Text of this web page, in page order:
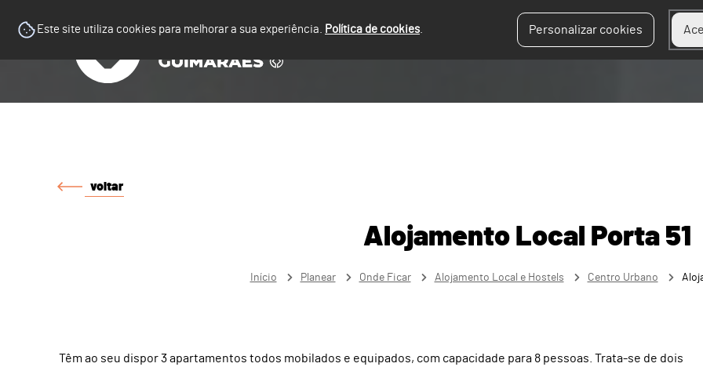
Este site utiliza cookies para melhorar a sua experiência. Política de cookies. Personalizar cookies
voltar
Alojamento Local Porta 51
Início Planear Onde Ficar Alojamento Local e Hostels Centro Urbano
Têm ao seu dispor 3 apartamentos todos mobilados e equipados, com capacidade para 8 pessoas. Trata-se de dois